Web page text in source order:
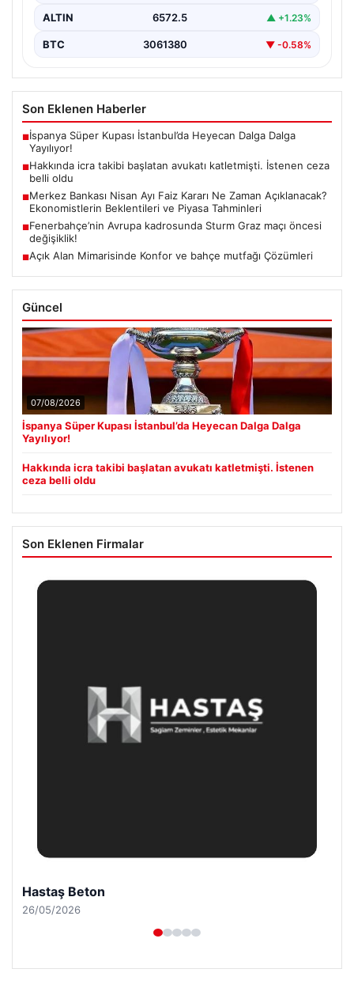
ALTIN 6572.5 ▲ +1.23%
BTC 3061380 ▼ -0.58%
Son Eklenen Haberler
■İspanya Süper Kupası İstanbul’da Heyecan Dalga Dalga
Yayılıyor!
■Hakkında icra takibi başlatan avukatı katletmişti. İstenen ceza
belli oldu
■Merkez Bankası Nisan Ayı Faiz Kararı Ne Zaman Açıklanacak?
Ekonomistlerin Beklentileri ve Piyasa Tahminleri
■Fenerbahçe’nin Avrupa kadrosunda Sturm Graz maçı öncesi
değişiklik!
■Açık Alan Mimarisinde Konfor ve bahçe mutfağı Çözümleri
Güncel
07/08/2026
İspanya Süper Kupası İstanbul’da Heyecan Dalga Dalga
Yayılıyor!
Hakkında icra takibi başlatan avukatı katletmişti. İstenen
ceza belli oldu
Son Eklenen Firmalar
Enes Kaplan Avukatlık Bürosu
28/04/2026